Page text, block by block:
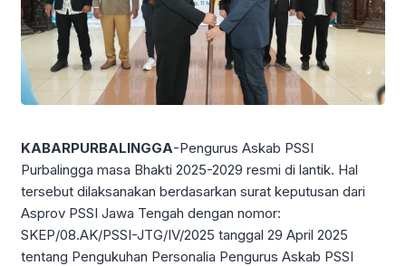
KABARPURBALINGGA-Pengurus Askab PSSI
Purbalingga masa Bhakti 2025-2029 resmi di lantik. Hal
tersebut dilaksanakan berdasarkan surat keputusan dari
Asprov PSSI Jawa Tengah dengan nomor:
SKEP/08.AK/PSSI-JTG/IV/2025 tanggal 29 April 2025
tentang Pengukuhan Personalia Pengurus Askab PSSI